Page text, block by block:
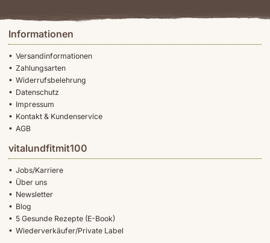
Informationen
Versandinformationen
Zahlungsarten
Widerrufsbelehrung
Datenschutz
Impressum
Kontakt & Kundenservice
AGB
vitalundfitmit100
Jobs/Karriere
Über uns
Newsletter
Blog
5 Gesunde Rezepte (E-Book)
Wiederverkäufer/Private Label